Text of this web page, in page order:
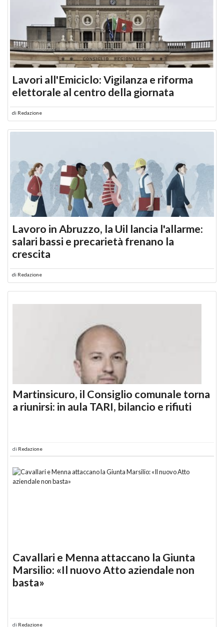
Lavori all'Emiciclo: Vigilanza e riforma
elettorale al centro della giornata
di Redazione
Lavoro in Abruzzo, la Uil lancia l'allarme:
salari bassi e precarietà frenano la
crescita
di Redazione
Martinsicuro, il Consiglio comunale torna
a riunirsi: in aula TARI, bilancio e rifiuti
di Redazione
Cavallari e Menna attaccano la Giunta
Marsilio: «Il nuovo Atto aziendale non
basta»
di Redazione